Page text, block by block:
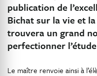
publication de
Bichat sur la vie et
trouvera un grand
perfectionner
Le maître renvoie ainsi à